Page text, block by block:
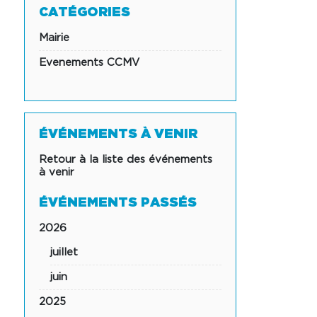
CATÉGORIES
Mairie
Evenements CCMV
ÉVÉNEMENTS À VENIR
Retour à la liste des événements
à venir
ÉVÉNEMENTS PASSÉS
2026
juillet
juin
2025